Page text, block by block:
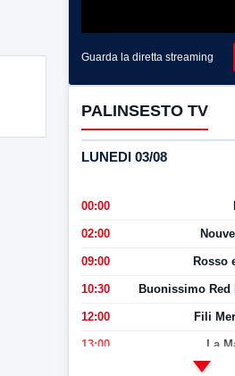
Guarda la diretta streaming
PALINSESTO TV
LUNEDI 03/08
00:00
02:00
09:00 Rosso
10:30 Buonissimo Red
12:00 Fili
13:00 La